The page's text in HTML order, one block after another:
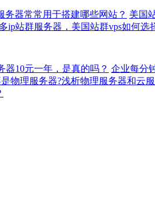
务器常常用于搭建哪些网站？ 美国
ip站群服务器，美国站群vps如何选
器10元一年，是真的吗？ 企业每分
物理服务器?浅析物理服务器和云